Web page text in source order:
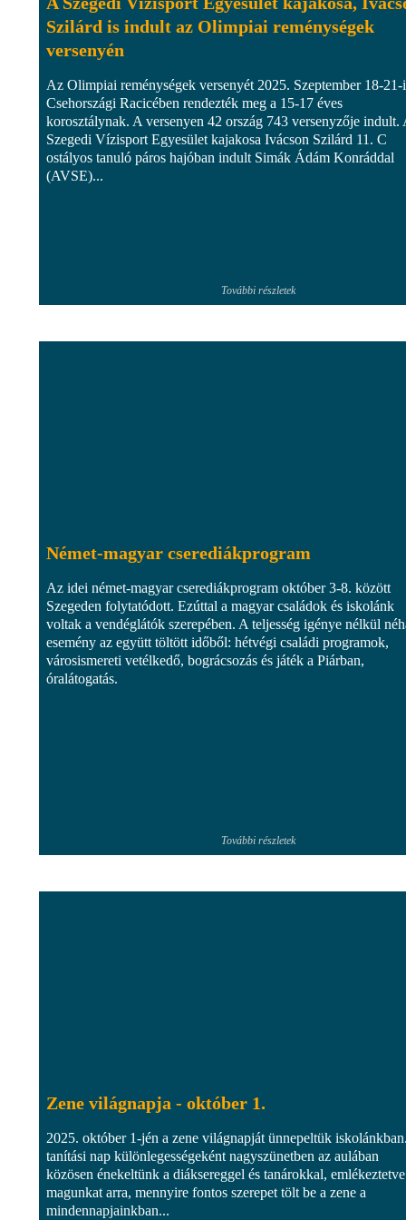
Szilárd is indult az Olimpiai reménységek
versenyén
Az Olimpiai reménységek versenyét 2025. Szeptember 18-21-
Csehországi Racicében rendezték meg a 15-17 éves
korosztálynak. A versenyen 42 ország 743 versenyzője indult.
Szegedi Vízisport Egyesület kajakosa Ivácson Szilárd 11. C
ostályos tanuló páros hajóban indult Simák Ádám Konráddal
(AVSE)...
További részletek
Német-magyar cserediákprogram
Az idei német-magyar cserediákprogram október 3-8. között
Szegeden folytatódott. Ezúttal a magyar családok és iskolánk
voltak a vendéglátók szerepében. A teljesség igénye nélkül
esemény az együtt töltött időből: hétvégi családi programok,
városismereti vetélkedő, bográcsozás és játék a Piárban,
óralátogatás.
További részletek
Zene világnapja - október 1.
2025. október 1-jén a zene világnapját ünnepeltük
tanítási nap különlegességeként nagyszünetben az aulában
közösen énekeltünk a diáksereggel és tanárokkal, emlékeztetve
magunkat arra, mennyire fontos szerepet tölt be a zene a
mindennapjainkban...